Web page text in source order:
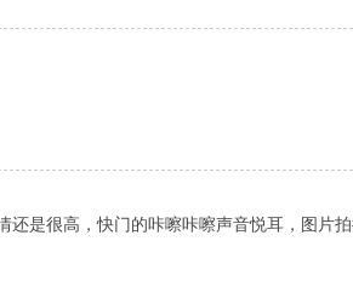
还是很高，快门的咔嚓咔嚓声音悦耳，图片